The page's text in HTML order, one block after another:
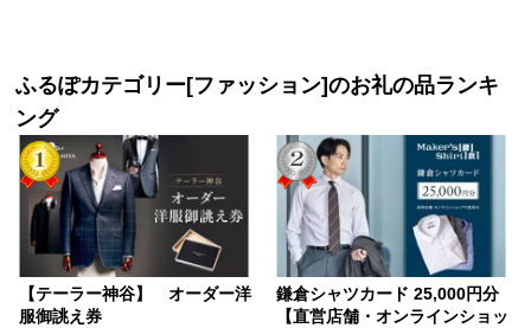
ふるぽカテゴリー[ファッション]のお礼の品ランキ
ング
【テーラー神谷】 オーダー洋
服御誂え券
鎌倉シャツカード 25,000円分
【直営店舗・オンラインショッ